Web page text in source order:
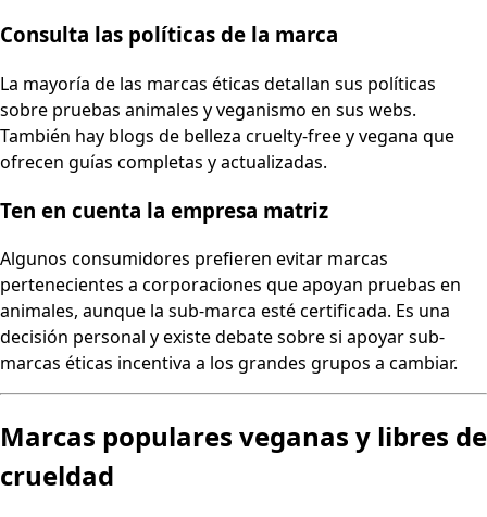
Consulta las políticas de la marca
La mayoría de las marcas éticas detallan sus políticas
sobre pruebas animales y veganismo en sus webs.
También hay blogs de belleza cruelty-free y vegana que
ofrecen guías completas y actualizadas.
Ten en cuenta la empresa matriz
Algunos consumidores prefieren evitar marcas
pertenecientes a corporaciones que apoyan pruebas en
animales, aunque la sub-marca esté certificada. Es una
decisión personal y existe debate sobre si apoyar sub-
marcas éticas incentiva a los grandes grupos a cambiar.
Marcas populares veganas y libres de
crueldad